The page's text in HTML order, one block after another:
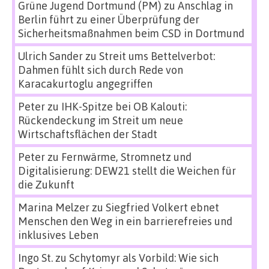
Grüne Jugend Dortmund (PM) zu Anschlag in
Berlin führt zu einer Überprüfung der
Sicherheitsmaßnahmen beim CSD in Dortmund
Ulrich Sanderzu Streit ums Bettelverbot:
Dahmen fühlt sich durch Rede von
Karacakurtoglu angegriffen
Peterzu IHK-Spitze bei OB Kalouti:
Rückendeckung im Streit um neue
Wirtschaftsflächen der Stadt
Peterzu Fernwärme, Stromnetz und
Digitalisierung: DEW21 stellt die Weichen für
die Zukunft
Marina Melzerzu Siegfried Volkert ebnet
Menschen den Weg in ein barrierefreies und
inklusives Leben
Ingo St.zu Schytomyr als Vorbild: Wie sich